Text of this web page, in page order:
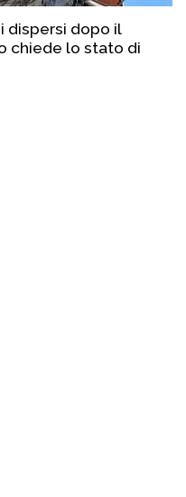
dispersi dopo il
chiede lo stato di